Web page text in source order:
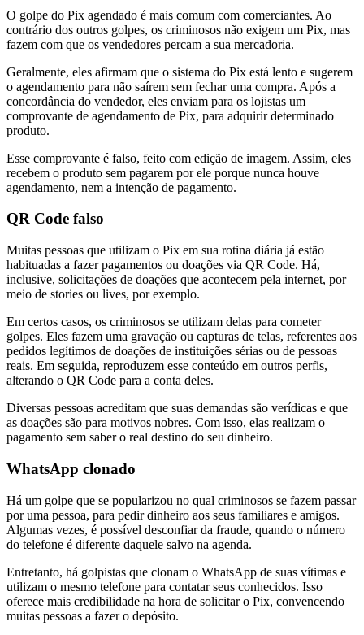
O golpe do Pix agendado é mais comum com comerciantes. Ao
contrário dos outros golpes, os criminosos não exigem um Pix, mas
fazem com que os vendedores percam a sua mercadoria.
Geralmente, eles afirmam que o sistema do Pix está lento e sugerem
o agendamento para não saírem sem fechar uma compra. Após a
concordância do vendedor, eles enviam para os lojistas um
comprovante de agendamento de Pix, para adquirir determinado
produto.
Esse comprovante é falso, feito com edição de imagem. Assim, eles
recebem o produto sem pagarem por ele porque nunca houve
agendamento, nem a intenção de pagamento.
QR Code falso
Muitas pessoas que utilizam o Pix em sua rotina diária já estão
habituadas a fazer pagamentos ou doações via QR Code. Há,
inclusive, solicitações de doações que acontecem pela internet, por
meio de stories ou lives, por exemplo.
Em certos casos, os criminosos se utilizam delas para cometer
golpes. Eles fazem uma gravação ou capturas de telas, referentes aos
pedidos legítimos de doações de instituições sérias ou de pessoas
reais. Em seguida, reproduzem esse conteúdo em outros perfis,
alterando o QR Code para a conta deles.
Diversas pessoas acreditam que suas demandas são verídicas e que
as doações são para motivos nobres. Com isso, elas realizam o
pagamento sem saber o real destino do seu dinheiro.
WhatsApp clonado
Há um golpe que se popularizou no qual criminosos se fazem passar
por uma pessoa, para pedir dinheiro aos seus familiares e amigos.
Algumas vezes, é possível desconfiar da fraude, quando o número
do telefone é diferente daquele salvo na agenda.
Entretanto, há golpistas que clonam o WhatsApp de suas vítimas e
utilizam o mesmo telefone para contatar seus conhecidos. Isso
oferece mais credibilidade na hora de solicitar o Pix, convencendo
muitas pessoas a fazer o depósito.